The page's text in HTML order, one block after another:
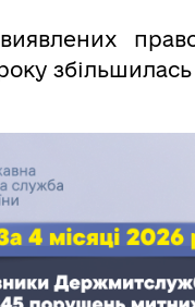
виявлених
збільшилась